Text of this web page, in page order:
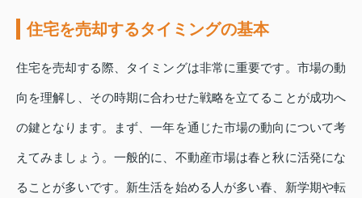
住宅を売却するタイミングの基本
住宅を売却する際、タイミングは非常に重要です。市場の動
向を理解し、その時期に合わせた戦略を立てることが成功へ
の鍵となります。まず、一年を通じた市場の動向について考
えてみましょう。一般的に、不動産市場は春と秋に活発にな
ることが多いです。新生活を始める人が多い春、新学期や転